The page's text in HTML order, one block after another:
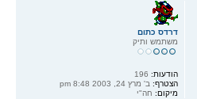
דרדס כתום
משתמש ותיק
הודעות:196
הצטרף:ב' מרץ 24, 2003 8:48 pm
מיקום:חה"י